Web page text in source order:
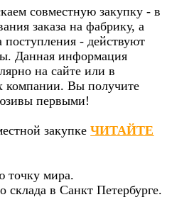
совместную закупку - в
заказа на фабрику, а
поступления - действуют
Данная информация
на сайте или в
компании. Вы получите
первыми!
закупкеЧИТАЙТЕ
точку мира.
склада в Санкт Петербурге.